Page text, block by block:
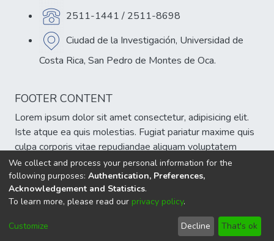
2511-1441 / 2511-8698
Ciudad de la Investigación, Universidad de
Costa Rica, San Pedro de Montes de Oca.
FOOTER CONTENT
Lorem ipsum dolor sit amet consectetur, adipisicing elit.
Iste atque ea quis molestias. Fugiat pariatur maxime quis
culpa corporis vitae repudiandae aliquam voluptatem
veniam, est atque cumque eum delectus sint!
DSpace softwarecopyright © 2002-2026
Cookie
End User
Agreement
Send
Feedback
We collect and process your personal information for the
following purposes: Authentication, Preferences,
Acknowledgement and Statistics.
To learn more, please read our privacy policy.
Customize Decline That's ok